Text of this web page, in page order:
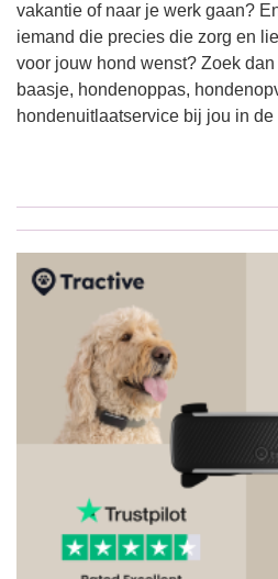
vakantie of naar je werk gaan?
iemand die precies die zorg en
voor jouw hond wenst? Zoek
baasje, hondenoppas,
hondenuitlaatservice bij jou in de